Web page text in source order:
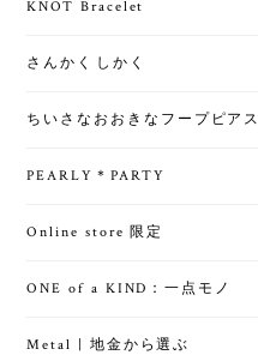
KNOT Bracelet
さんかくしかく
ちいさなおおきなフープピアス
PEARLY＊PARTY
Online store 限定
ONE of a KIND：一点モノ
Metal | 地金から選ぶ